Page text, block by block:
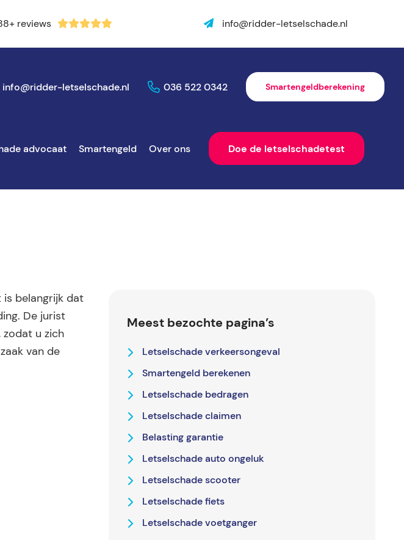
reviews info@ridder-letselschade.nl
info@ridder-letselschade.nl 036 522 0342 Smartengeldberekening
advocaat Smartengeld Over ons Doe de letselschadetest
is belangrijk dat
De jurist
zodat u zich
van de
Meest bezochte pagina’s
Letselschade verkeersongeval
Smartengeld berekenen
Letselschade bedragen
Letselschade claimen
Belasting garantie
Letselschade auto ongeluk
Letselschade scooter
Letselschade fiets
Letselschade voetganger